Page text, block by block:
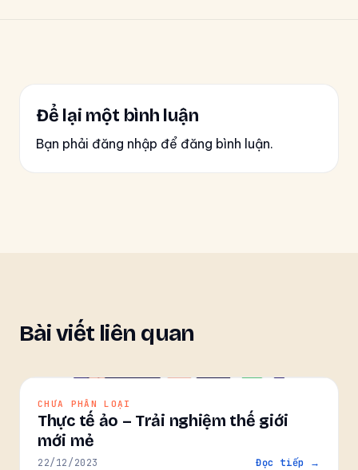
Để lại một bình luận
Bạn phải đăng nhập để đăng bình luận.
Bài viết liên quan
CHƯA PHÂN LOẠI
Thực tế ảo – Trải nghiệm thế giới
mới mẻ
22/12/2023 Đọc tiếp →